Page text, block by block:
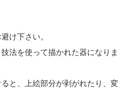
け下さい。
法を使って描かれた器になりま
と、上絵部分が剥がれたり、変